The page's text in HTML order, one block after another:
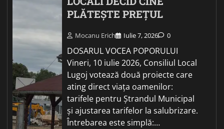
PLĂTEȘTE PREȚUL
Mocanu Erich Iulie 7, 2026 0
DOSARUL VOCEA POPORULUI
Vineri, 10 iulie 2026, Consiliul Local
Lugoj votează două proiecte care
ating direct viața oamenilor:
tarifele pentru Ștrandul Municipal
și ajustarea tarifelor la salubrizare.
Întrebarea este simplă:…